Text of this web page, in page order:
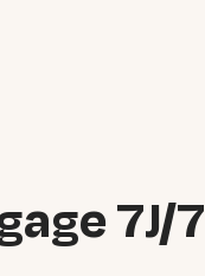
7J/7